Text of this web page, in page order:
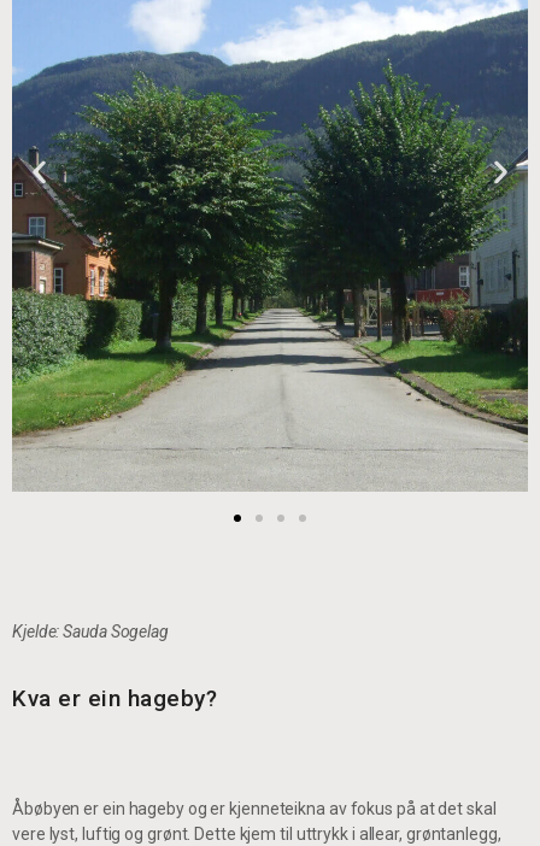
Kjelde: Sauda Sogelag
Kva er ein hageby?
Åbøbyen er ein hageby og er kjenneteikna av fokus på at det skal
vere lyst, luftig og grønt. Dette kjem til uttrykk i allear, grøntanlegg,